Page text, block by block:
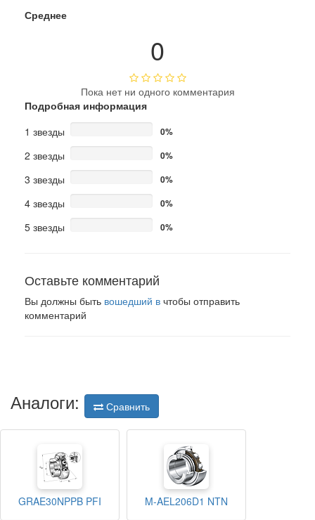
Среднее
0
Пока нет ни одного комментария
Подробная информация
1 звезды
0%
2 звезды 0%
3 звезды 0%
4 звезды 0%
5 звезды 0%
Оставьте комментарий
Вы должны быть вошедший в чтобы отправить
комментарий
Аналоги: Сравнить
GRAE30NPPB PFI M-AEL206D1 NTN